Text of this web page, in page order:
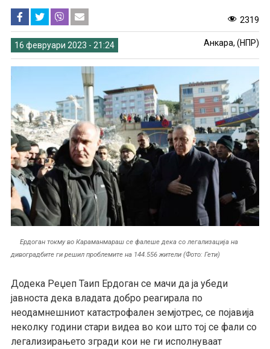
2319
16 февруари 2023 - 21:24 Анкара, (НПР)
Ердоган токму во Караманмараш се фалеше дека со легализација на
дивоградбите ги решил проблемите на 144.556 жители (Фото: Гети)
Додека Реџеп Таип Ердоган се мачи да ја убеди
јавноста дека владата добро реагирала по
неодамнешниот катастрофален земјотрес, се појавија
неколку години стари видеа во кои што тој се фали со
легализирањето згради кои не ги исполнуваат